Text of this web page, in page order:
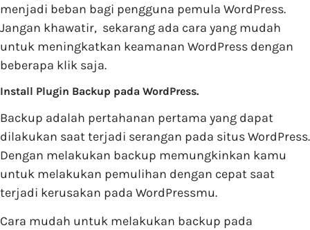
menjadi beban bagi pengguna pemula WordPress.
Jangan khawatir, sekarang ada cara yang mudah
untuk meningkatkan keamanan WordPress dengan
beberapa klik saja.
Install Plugin Backup pada WordPress.
Backup adalah pertahanan pertama yang dapat
dilakukan saat terjadi serangan pada situs WordPress.
Dengan melakukan backup memungkinkan kamu
untuk melakukan pemulihan dengan cepat saat
terjadi kerusakan pada WordPressmu.
Cara mudah untuk melakukan backup pada